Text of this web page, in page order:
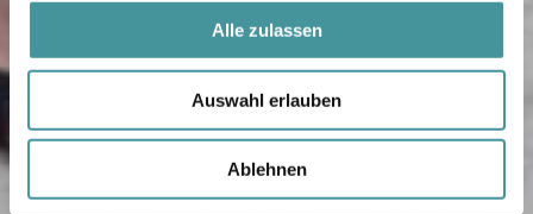
Alle zulassen
Auswahl erlauben
Ablehnen